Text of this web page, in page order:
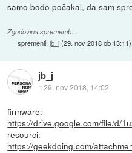
samo bodo počakal, da sam
Zgodovina sprememb…
spremenil:jb_j(29. nov 2018 ob 13:11)
jb_j
::29. nov 2018, 14:02
firmware:
https://drive.google.com/file/d/
resourci:
https://geekdoing.com/